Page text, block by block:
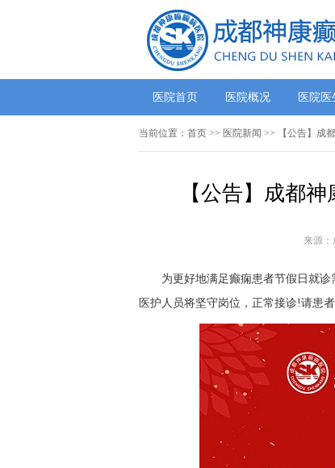
医院首页 医院概况 医院医
当前位置： 首页 >> 医院新闻 >> 【公告】成
【公告】成都
来源：
为更好地满足癫痫患者节假日就诊
医护人员将坚守岗位，正常接诊!请患